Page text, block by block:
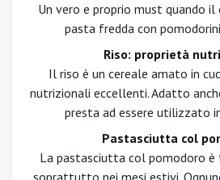
Un vero e proprio must quando il
pasta fredda con
Riso: proprietà
Il riso è un cereale amato in
nutrizionali eccellenti. Adatto
presta ad essere utilizzato
Pastasciutta col
La pastasciutta col pomodoro
soprattutto nei mesi estivi.